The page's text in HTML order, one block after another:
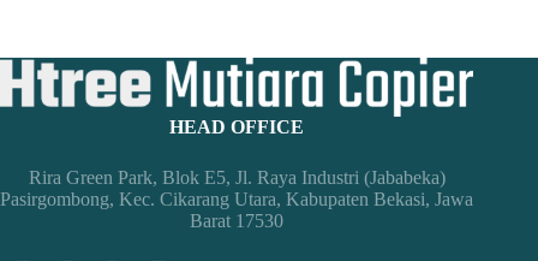
HEAD OFFICE
Rira Green Park, Blok E5, Jl. Raya Industri (Jababeka)
Pasirgombong, Kec. Cikarang Utara, Kabupaten Bekasi, Jawa
Barat 17530